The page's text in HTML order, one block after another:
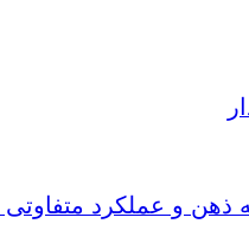
ذهن و عملکرد متفاوتی